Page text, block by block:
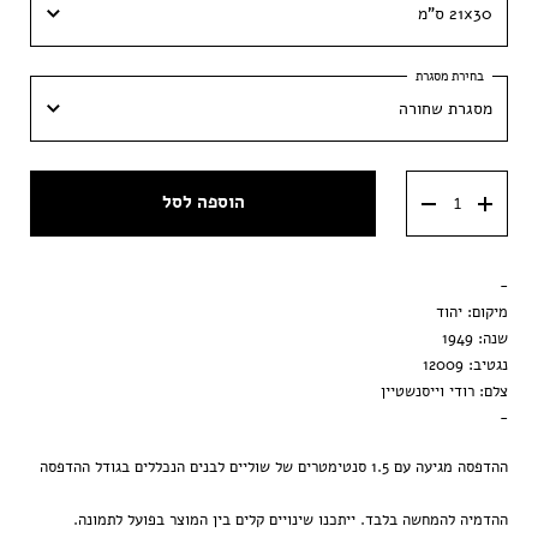
21x30 ס"מ
21x30 ס"מ
30x42 ס״מ
40x60 ס״מ
50x70 ס״מ
מסגרת שחורה
מסגרת ענבר
הדפסה בלבד
הוספה לסל
-
מיקום: יהוד
שנה: 1949
נגטיב: 12009
צלם: רודי וייסנשטיין
-
ההדפסה מגיעה עם 1.5 סנטימטרים של שוליים לבנים הנכללים בגודל ההדפסה
ההדמיה להמחשה בלבד. ייתכנו שינויים קלים בין המוצר בפועל לתמונה.